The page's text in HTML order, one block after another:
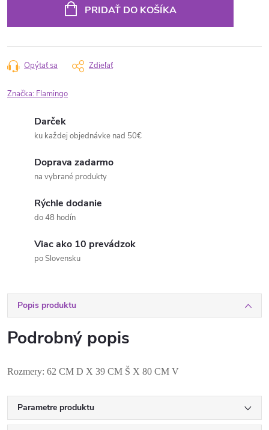
PRIDAŤ DO KOŠÍKA
Opýtať sa Zdieľať
Značka: Flamingo
Darček
ku každej objednávke nad 50€
Doprava zadarmo
na vybrané produkty
Rýchle dodanie
do 48 hodín
Viac ako 10 prevádzok
po Slovensku
Popis produktu
Podrobný popis
Rozmery: 62 CM D X 39 CM Š X 80 CM V
Parametre produktu